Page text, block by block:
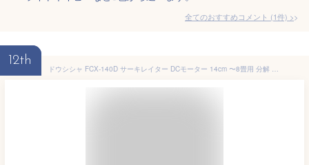
全てのおすすめコメント (1件) >
12th
ドウシシャ FCX-140D サーキレイター DCモーター 14cm 〜8畳用 分解 水洗い 風量5段階 左右自動首振り 静音 省エネ リモコン付き アロマ タイマー リズム ファン DC 分解式 サーキュレーター 子供部屋 寝室 CIRKILATOR COCOCHI-NA 扇風機 (R)